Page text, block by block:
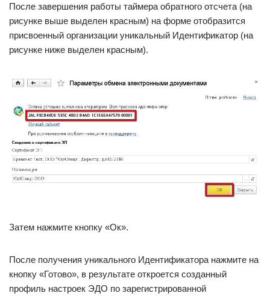
После завершения работы таймера обратного отсчета (на
рисунке выше выделен красным) на форме отобразится
присвоенный организации уникальный Идентификатор (на
рисунке ниже выделен красным).
Затем нажмите кнопку «Ок».
После получения уникального Идентификатора нажмите на
кнопку «Готово», в результате откроется созданный
профиль настроек ЭДО по зарегистрированной